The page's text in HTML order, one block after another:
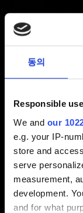
동의
Responsible
We and our
e.g. your IP-
store and
serve
measurement,
development.
and for what
더
더 위쳐 3
더 위쳐 3
싶습니다
게임 콘텐츠
있습니다
편집기에서
모딩 튜토